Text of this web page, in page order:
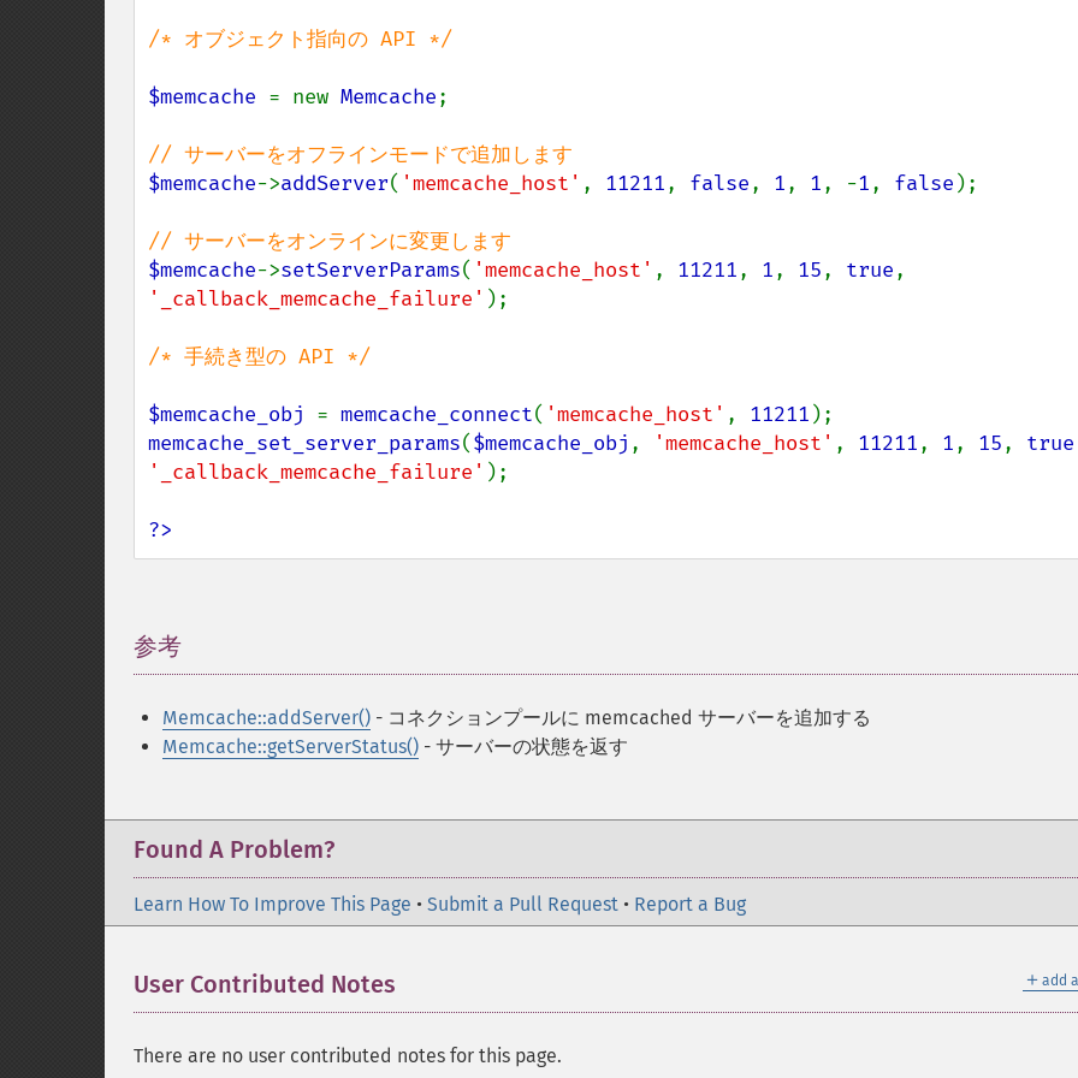
/* オブジェクト指向の API */
$memcache = new Memcache;
$memcache->addServer( 'memcache_host' , 11211, false, 1, 1, -1, false );
$memcache->setServerParams( 'memcache_host' , 11211, 1, 15, true
'_callback_memcache_failure' );
/* 手続き型の API */
$memcache_obj = memcache_connect( 'memcache_host' , 11211
memcache_set_server_params($memcache_obj , 'memcache_host' , 11211, 1, 15, true
'_callback_memcache_failure' );
?>
参考
Memcache::addServer() - コネクションプールに memcached サーバーを追加する
Memcache::getServerStatus() - サーバーの状態を返す
Found A Problem?
Learn How To Improve This Page • Submit a Pull Request • Report a Bug
＋ add
User Contributed Notes
There are no user contributed notes for this page.